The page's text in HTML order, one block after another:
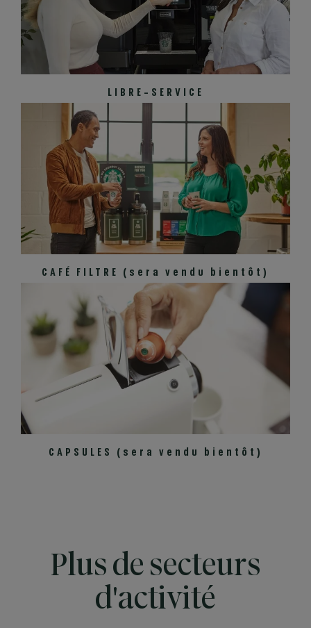
LIBRE-SERVICE
CAFÉ FILTRE (sera vendu bientôt)
CAPSULES (sera vendu bientôt)
Plus de secteurs
d'activité